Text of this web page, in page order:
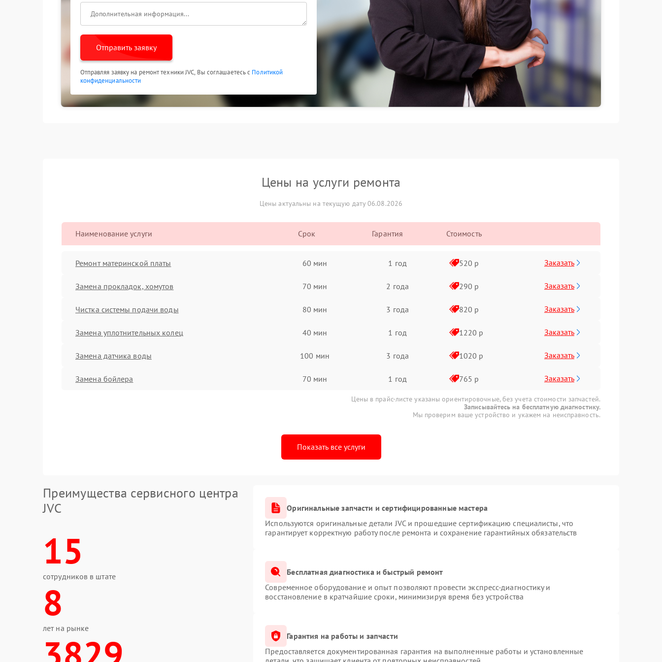
Отправить заявку
Отправляя заявку на ремонт техники JVC, Вы соглашаетесь с Политикой
конфиденциальности
Цены на услуги ремонта
Цены актуальны на текущую дату 06.08.2026
Наименование услуги Срок Гарантия Стоимость
Ремонт материнской платы 60 мин 1 год 520 р Заказать
Замена прокладок, хомутов 70 мин 2 года 290 р Заказать
Чистка системы подачи воды 80 мин 3 года 820 р Заказать
Замена уплотнительных колец 40 мин 1 год 1220 р Заказать
Замена датчика воды 100 мин 3 года 1020 р Заказать
Замена бойлера 70 мин 1 год 765 р Заказать
Цены в прайс-листе указаны ориентировочные, без учета стоимости запчастей.
Записывайтесь на бесплатную диагностику.
Мы проверим ваше устройство и укажем на неисправность.
Показать все услуги
Преимущества сервисного центра
JVC
15
сотрудников в штате
8
лет на рынке
Оригинальные запчасти и сертифицированные мастера
Используются оригинальные детали JVC и прошедшие сертификацию специалисты, что
гарантирует корректную работу после ремонта и сохранение гарантийных обязательств
Бесплатная диагностика и быстрый ремонт
Современное оборудование и опыт позволяют провести экспресс-диагностику и
восстановление в кратчайшие сроки, минимизируя время без устройства
Гарантия на работы и запчасти
Предоставляется документированная гарантия на выполненные работы и установленные